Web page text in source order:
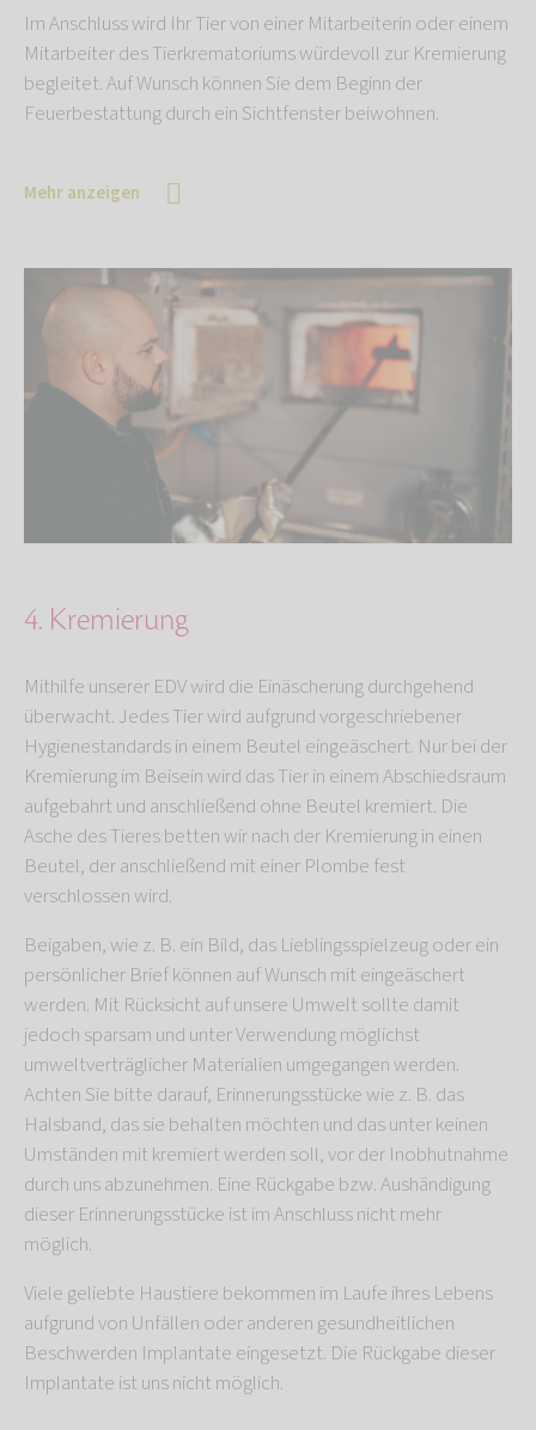
Im Anschluss wird Ihr Tier von einer Mitarbeiterin oder einem
Mitarbeiter des Tierkrematoriums würdevoll zur Kremierung
begleitet. Auf Wunsch können Sie dem Beginn der
Feuerbestattung durch ein Sichtfenster beiwohnen.
Mehr anzeigen
4. Kremierung
Mithilfe unserer EDV wird die Einäscherung durchgehend
überwacht. Jedes Tier wird aufgrund vorgeschriebener
Hygienestandards in einem Beutel eingeäschert. Nur bei der
Kremierung im Beisein wird das Tier in einem Abschiedsraum
aufgebahrt und anschließend ohne Beutel kremiert. Die
Asche des Tieres betten wir nach der Kremierung in einen
Beutel, der anschließend mit einer Plombe fest
verschlossen wird.
Beigaben, wie z. B. ein Bild, das Lieblingsspielzeug oder ein
persönlicher Brief können auf Wunsch mit eingeäschert
werden. Mit Rücksicht auf unsere Umwelt sollte damit
jedoch sparsam und unter Verwendung möglichst
umweltverträglicher Materialien umgegangen werden.
Achten Sie bitte darauf, Erinnerungsstücke wie z. B. das
Halsband, das sie behalten möchten und das unter keinen
Umständen mit kremiert werden soll, vor der Inobhutnahme
durch uns abzunehmen. Eine Rückgabe bzw. Aushändigung
dieser Erinnerungsstücke ist im Anschluss nicht mehr
möglich.
Viele geliebte Haustiere bekommen im Laufe ihres Lebens
aufgrund von Unfällen oder anderen gesundheitlichen
Beschwerden Implantate eingesetzt. Die Rückgabe dieser
Implantate ist uns nicht möglich.